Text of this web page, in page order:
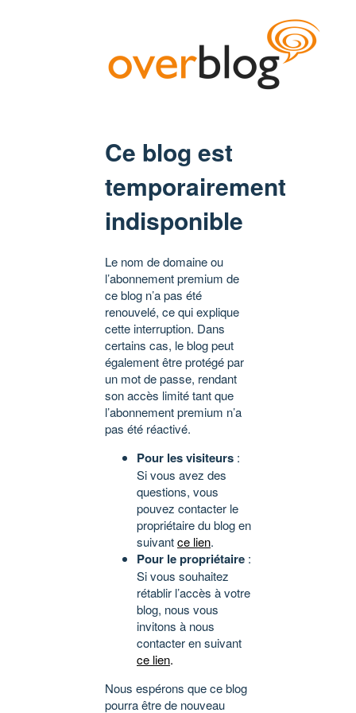
Ce blog est
temporairement
indisponible
Le nom de domaine ou
l’abonnement premium de
ce blog n’a pas été
renouvelé, ce qui explique
cette interruption. Dans
certains cas, le blog peut
également être protégé par
un mot de passe, rendant
son accès limité tant que
l’abonnement premium n’a
pas été réactivé.
Pour les visiteurs :
Si vous avez des
questions, vous
pouvez contacter le
propriétaire du blog en
suivantce lien.
Pour le propriétaire :
Si vous souhaitez
rétablir l’accès à votre
blog, nous vous
invitons à nous
contacter en suivant
ce lien.
Nous espérons que ce blog
pourra être de nouveau